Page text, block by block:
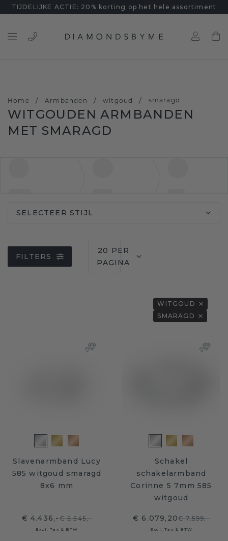
TIJDELIJKE ACTIE: 20% korting op het hele assortiment
Home / Armbanden / witgoud / smaragd
WITGOUDEN ARMBANDEN
MET SMARAGD
SELECTEER STIJL
FILTERS
20 PER
PAGINA
WITGOUD
SMARAGD
Slavenarmband Lucy
585 witgoud smaragd
8x6 mm
€ 4.436,-€ 5.545,-
Excl. Tax & BTW
Schakel
schakelarmband
Corinne 5 7mm 585
witgoud
€ 6.079,20€ 7.599,-
Excl. Tax & BTW